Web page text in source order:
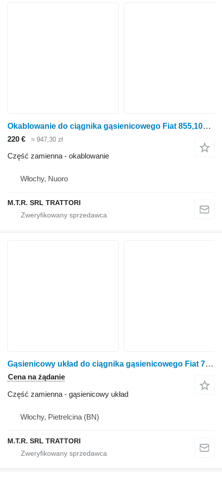
Okablowanie do ciągnika gąsienicowego Fiat 855,100-55
220 € ≈ 947,30 zł
Część zamienna - okablowanie
Włochy, Nuoro
M.T.R. SRL TRATTORI
Gąsienicowy układ do ciągnika gąsienicowego Fiat 72-85
Cena na żądanie
Część zamienna - gąsienicowy układ
Włochy, Pietrelcina (BN)
M.T.R. SRL TRATTORI